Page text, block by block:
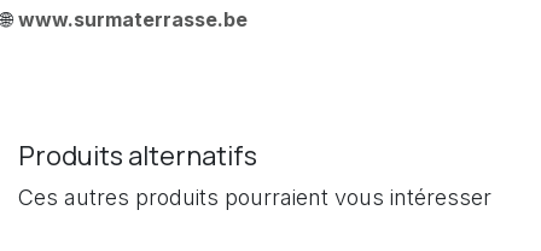
🌐www.surmaterrasse.be
Produits alternatifs
Ces autres produits pourraient vous intéresser